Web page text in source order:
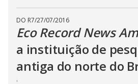
DO R7/27/07/2016
Eco Record News
a instituição de
antiga do norte do
.